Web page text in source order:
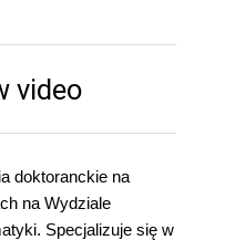
video
doktoranckie na
na Wydziale
Specjalizuje się w